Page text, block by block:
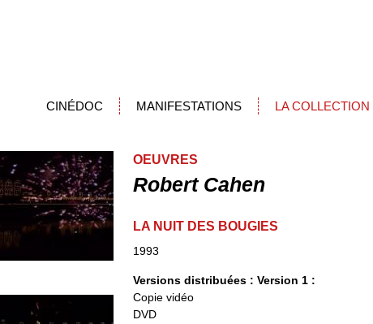
CINÉDOC MANIFESTATIONS LA COLLECTION
OEUVRES
Robert Cahen
LA NUIT DES BOUGIES
1993
Versions distribuées : Version 1 :
Copie vidéo
DVD